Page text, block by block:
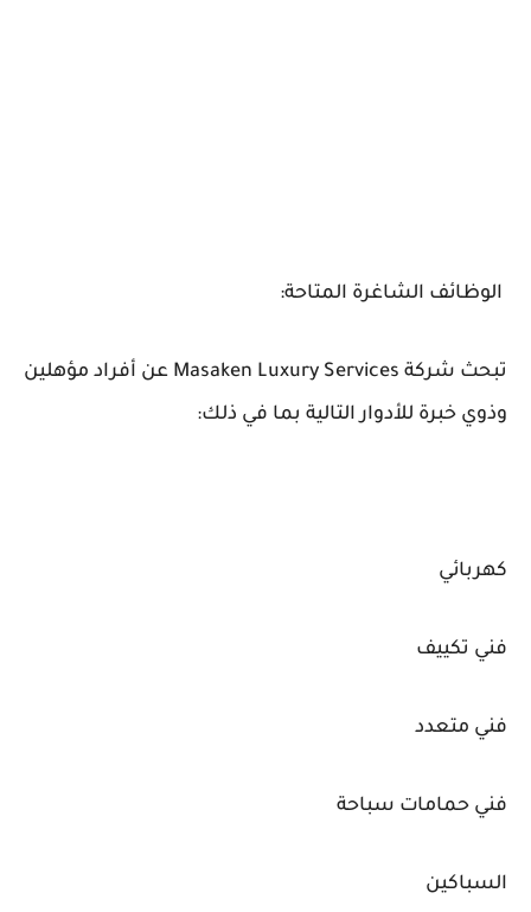
الوظائف الشاغرة المتاحة:
تبحث شركة Masaken Luxury Services عن أفراد مؤهلين
وذوي خبرة للأدوار التالية بما في ذلك:
كهربائي
فني تكييف
فني متعدد
فني حمامات سباحة
السباكين